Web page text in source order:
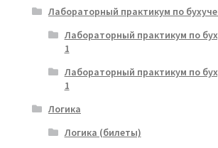
Лабораторный практикум по
Лабораторный практикум по
1
Лабораторный практикум по
1
Логика
Логика (билеты)